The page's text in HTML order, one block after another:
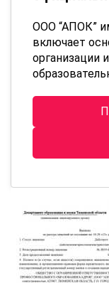
ООО “АПОК”
включает
организации